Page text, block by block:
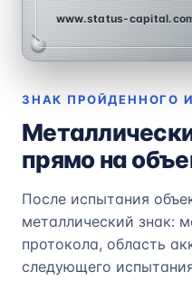
ЗНАК ПРОЙДЕННОГО
прямо на
После испытания
металлический знак:
протокола, область
следующего
www.status-